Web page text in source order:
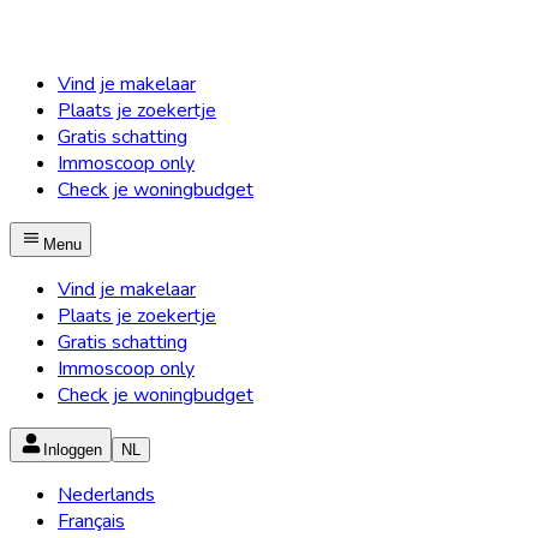
Vind je makelaar
Plaats je zoekertje
Gratis schatting
Immoscoop only
Check je woningbudget
Menu
Vind je makelaar
Plaats je zoekertje
Gratis schatting
Immoscoop only
Check je woningbudget
Inloggen NL
Nederlands
Français